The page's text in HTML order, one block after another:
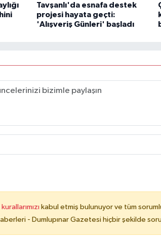
Tavşanlı'da esnafa destek
projesi hayata geçti:
'Alışveriş Günleri' başladı
kabul etmiş bulunuyor ve tüm
- Dumlupınar Gazetesi hiçbir şekilde